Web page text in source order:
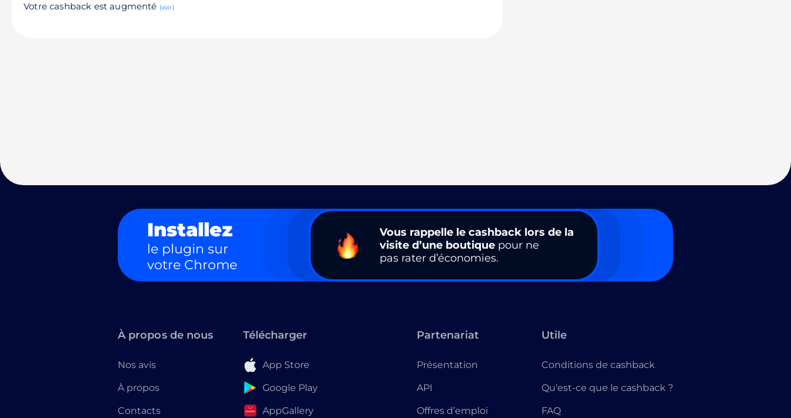
Votre cashback est augmenté (voir)
Installez
le plugin sur
votre Chrome
Vous rappelle le cashback lors de la
visite d’une boutique pour ne
pas rater d’économies.
À propos de nous
Nos avis
À propos
Contacts
Télécharger
App Store
Google Play
AppGallery
Partenariat
Présentation
API
Offres d’emploi
Utile
Conditions de cashback
Qu'est-ce que le cashback ?
FAQ